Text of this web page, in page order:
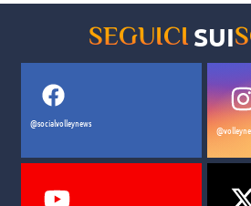
SEGUICI SUI
@socialvolleynews